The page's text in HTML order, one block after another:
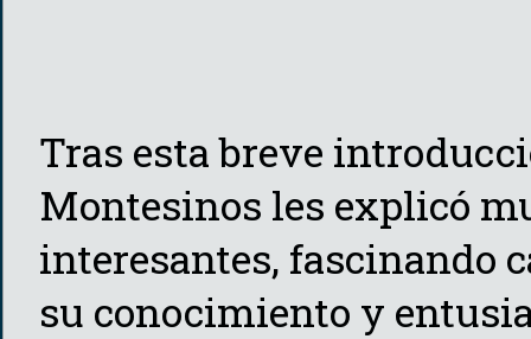
Tras esta breve
Montesinos les explicó
interesantes, fascinando
su conocimiento y